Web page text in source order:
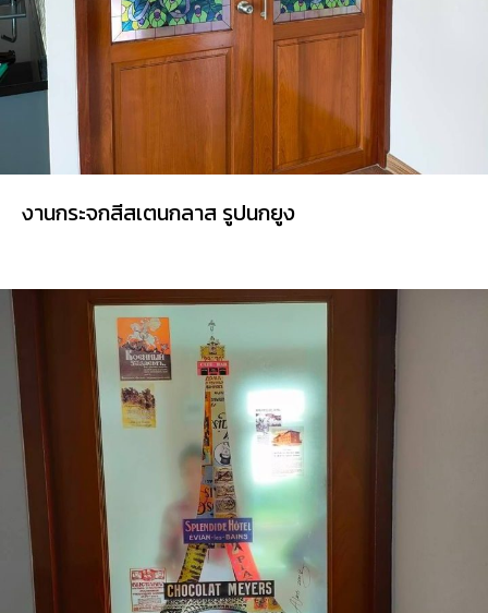
งานกระจกสีสเตนกลาส รูปนกยูง